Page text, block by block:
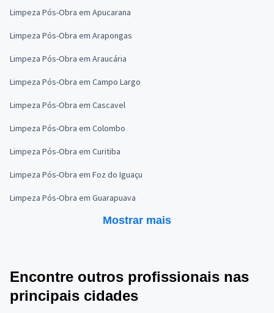
Limpeza Pós-Obra em Apucarana
Limpeza Pós-Obra em Arapongas
Limpeza Pós-Obra em Araucária
Limpeza Pós-Obra em Campo Largo
Limpeza Pós-Obra em Cascavel
Limpeza Pós-Obra em Colombo
Limpeza Pós-Obra em Curitiba
Limpeza Pós-Obra em Foz do Iguaçu
Limpeza Pós-Obra em Guarapuava
Mostrar mais
Encontre outros profissionais nas
principais cidades